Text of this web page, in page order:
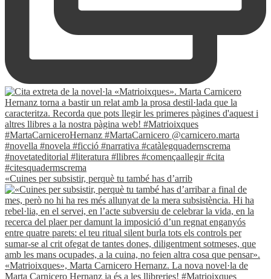
«Cuines per subsistir, perquè tu també has d’arrib